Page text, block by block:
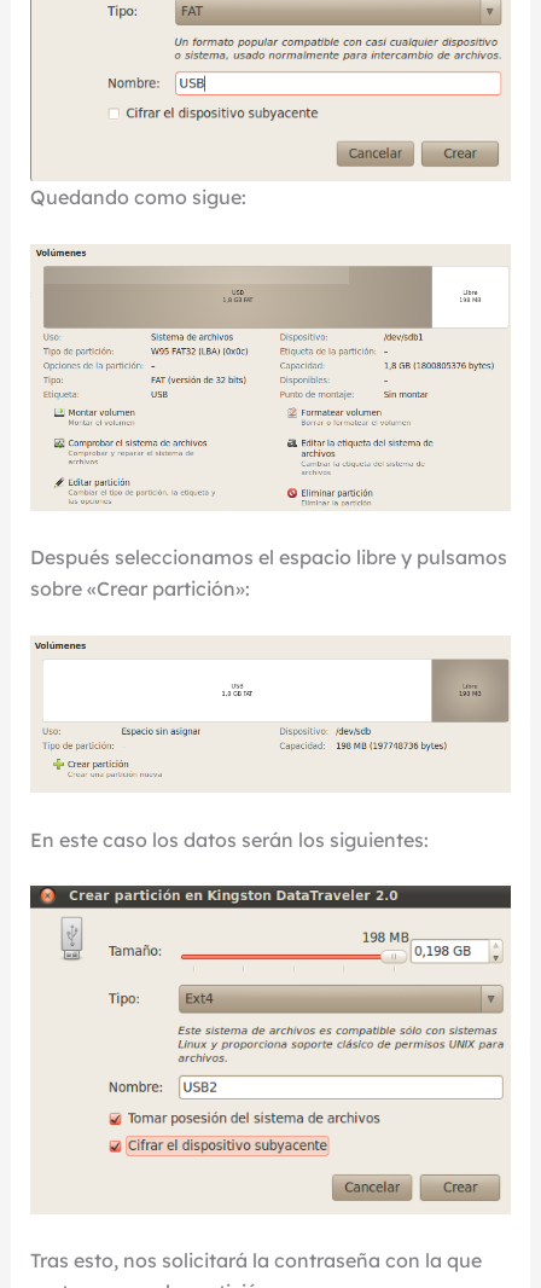
Quedando como sigue:
Después seleccionamos el espacio libre y pulsamos
sobre «Crear partición»:
En este caso los datos serán los siguientes:
Tras esto, nos solicitará la contraseña con la que